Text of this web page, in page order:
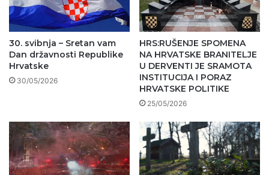
30. svibnja – Sretan vam
Dan državnosti Republike
Hrvatske
30/05/2026
HRS:RUŠENJE SPOMENA
NA HRVATSKE BRANITELJE
U DERVENTI JE SRAMOTA
INSTITUCIJA I PORAZ
HRVATSKE POLITIKE
25/05/2026